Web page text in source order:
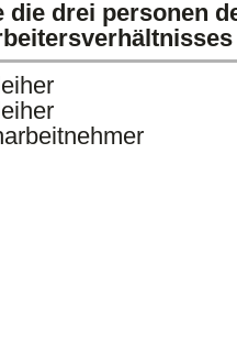
die drei personen